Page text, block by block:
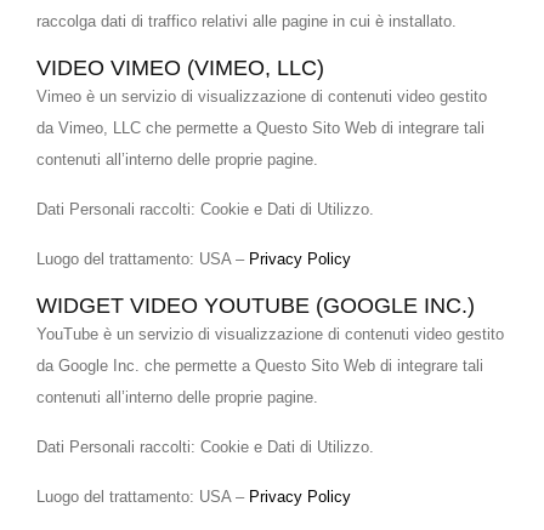
raccolga dati di traffico relativi alle pagine in cui è installato.
VIDEO VIMEO (VIMEO, LLC)
Vimeo è un servizio di visualizzazione di contenuti video gestito
da Vimeo, LLC che permette a Questo Sito Web di integrare tali
contenuti all’interno delle proprie pagine.
Dati Personali raccolti: Cookie e Dati di Utilizzo.
Luogo del trattamento: USA – Privacy Policy
WIDGET VIDEO YOUTUBE (GOOGLE INC.)
YouTube è un servizio di visualizzazione di contenuti video gestito
da Google Inc. che permette a Questo Sito Web di integrare tali
contenuti all’interno delle proprie pagine.
Dati Personali raccolti: Cookie e Dati di Utilizzo.
Luogo del trattamento: USA – Privacy Policy